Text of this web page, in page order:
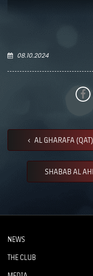
08.10.2024
AL GHARAFA
SHABAB AL
NEWS
THE CLUB